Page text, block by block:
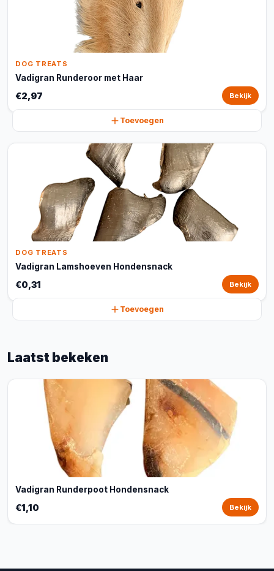
DOG TREATS
Vadigran Runderoor met Haar
€2,97 Bekijk
Toevoegen
DOG TREATS
Vadigran Lamshoeven Hondensnack
€0,31 Bekijk
Toevoegen
Laatst bekeken
Vadigran Runderpoot Hondensnack
€1,10 Bekijk